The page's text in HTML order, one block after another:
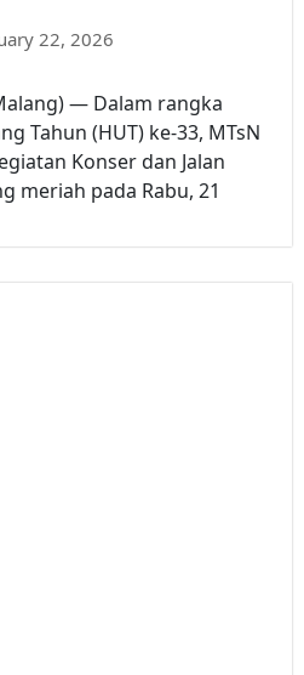
22, 2026
— Dalam rangka
Tahun (HUT) ke-33, MTsN
Konser dan Jalan
meriah pada Rabu, 21